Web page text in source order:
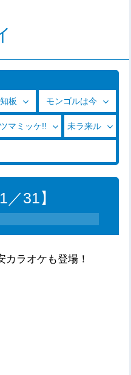
板 モンゴルは今
マミッケ!! 未ラ来ル
31】
ラオケも登場！